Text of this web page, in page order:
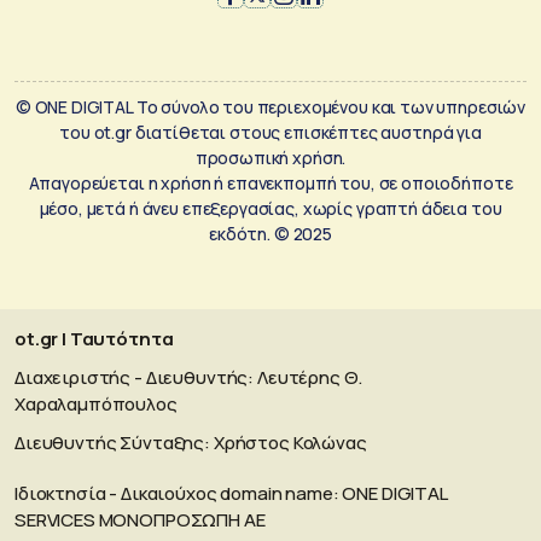
© ONE DIGITAL Το σύνολο του περιεχομένου και των υπηρεσιών
του ot.gr διατίθεται στους επισκέπτες αυστηρά για
προσωπική χρήση.
Απαγορεύεται η χρήση ή επανεκπομπή του, σε οποιοδήποτε
μέσο, μετά ή άνευ επεξεργασίας, χωρίς γραπτή άδεια του
εκδότη. © 2025
ot.gr | Ταυτότητα
Διαχειριστής - Διευθυντής: Λευτέρης Θ.
Χαραλαμπόπουλος
Διευθυντής Σύνταξης: Χρήστος Κολώνας
Ιδιοκτησία - Δικαιούχος domain name: ΟΝΕ DIGITAL
SERVICES MONOΠΡΟΣΩΠΗ ΑΕ